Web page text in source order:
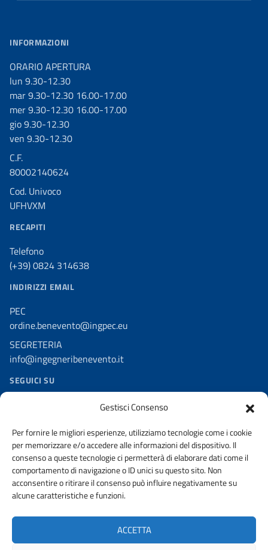
Gestisci Consenso
Per fornire le migliori esperienze, utilizziamo tecnologie come i cookie
per memorizzare e/o accedere alle informazioni del dispositivo. Il
consenso a queste tecnologie ci permetterà di elaborare dati come il
comportamento di navigazione o ID unici su questo sito. Non
acconsentire o ritirare il consenso può influire negativamente su
alcune caratteristiche e funzioni.
ACCETTA
INFORMAZIONI
ORARIO APERTURA
lun 9.30-12.30
mar 9.30-12.30 16.00-17.00
mer 9.30-12.30 16.00-17.00
gio 9.30-12.30
ven 9.30-12.30
C.F.
80002140624
Cod. Univoco
UFHVXM
RECAPITI
Telefono
(+39) 0824 314638
INDIRIZZI EMAIL
PEC
ordine.benevento@ingpec.eu
SEGRETERIA
info@ingegneribenevento.it
SEGUICI SU
AMMINISTRAZIONE TRASPARENTE PRIVACY
DICHIARAZIONE DI ACCESSIBILITA’